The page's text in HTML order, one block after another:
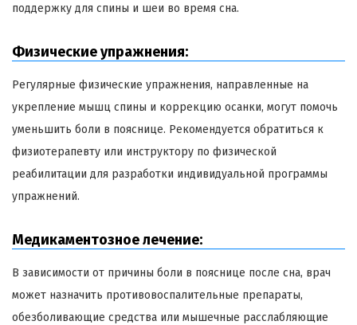
поддержку для спины и шеи во время сна.
Физические упражнения:
Регулярные физические упражнения, направленные на
укрепление мышц спины и коррекцию осанки, могут помочь
уменьшить боли в пояснице. Рекомендуется обратиться к
физиотерапевту или инструктору по физической
реабилитации для разработки индивидуальной программы
упражнений.
Медикаментозное лечение:
В зависимости от причины боли в пояснице после сна, врач
может назначить противовоспалительные препараты,
обезболивающие средства или мышечные расслабляющие